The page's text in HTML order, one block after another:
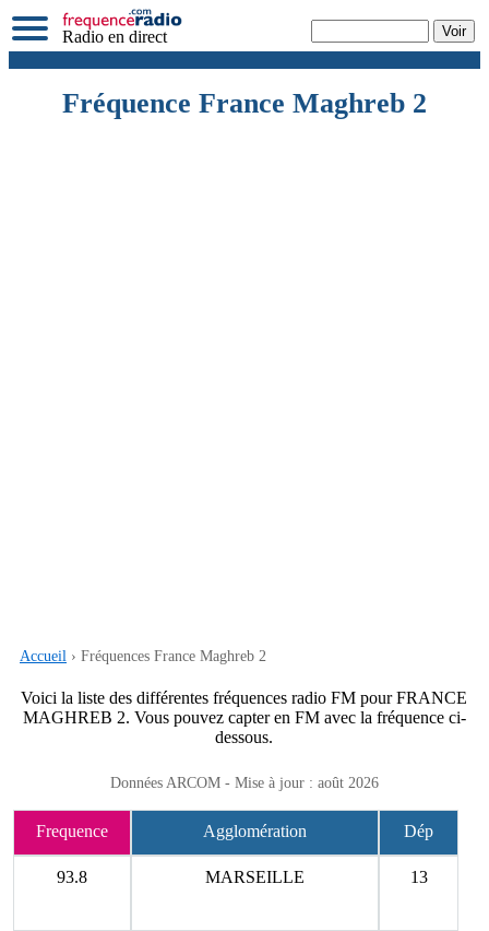
Radio en direct
Fréquence France Maghreb 2
Accueil › Fréquences France Maghreb 2
Voici la liste des différentes fréquences radio FM pour FRANCE
MAGHREB 2. Vous pouvez capter en FM avec la fréquence ci-
dessous.
Données ARCOM - Mise à jour : août 2026
Frequence Agglomération Dép
93.8 MARSEILLE 13